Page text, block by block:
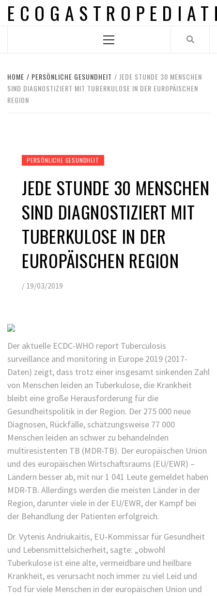
Skip
Menu
HOME PERSÖNLICHE GESUNDHEIT
JEDE STUNDE 30 MENSCHEN
SIND DIAGNOSTIZIERT MIT TUBERKULOSE IN DER EUROPÄISCHEN
REGION
PERSÖNLICHE GESUNDHEIT
JEDE STUNDE 30 MENSCHEN
SIND DIAGNOSTIZIERT MIT
TUBERKULOSE IN DER
EUROPÄISCHEN REGION
/ 19/03/2019
Der aktuelle ECDC-WHO report Tuberculosis
surveillance and monitoring in Europe 2019 (2017-
Daten) zeigt, dass trotz einer insgesamt sinkenden Zahl
von Menschen leiden an Tuberkulose, die Krankheit
bleibt eine große Herausforderung für die
Gesundheitspolitik in der Region. Der 275 000 neue
Diagnosen, Rückfälle, schätzungsweise 77 000
Menschen leiden an schwer zu behandelnden
multiresistenten TB (MDR-TB). Der europäischen Union
und des europäischen Wirtschaftsraums (EU/EWR) –
Ländern besser ab, mit nur 1 041 Leute gemeldet haben
MDR-TB. Allerdings werden die meisten Länder in der
Region, darunter viele in der EU/EWR, der Kampf bei
der Behandlung der Patienten erfolgreich.
Dr. Vytenis Andriukaitis, EU-Kommissar für Gesundheit
und Lebensmittelsicherheit, sagte: „obwohl
Tuberkulose ist eine alte, vermeidbare und heilbare
Krankheit, es verursacht noch immer zu viel Leid und
Tod für viele Menschen in der europäischen Union und